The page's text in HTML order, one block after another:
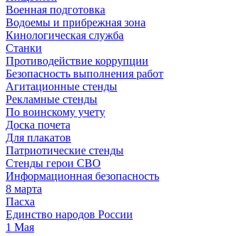
Военная подготовка
Водоемы и прибрежная зона
Кинологическая служба
Станки
Противодействие коррупции
Безопасность выполнения работ
Агитационные стенды
Рекламные стенды
По воинскому учету
Доска почета
Для плакатов
Патриотические стенды
Стенды герои СВО
Информационная безопасность
8 марта
Пасха
Единство народов России
1 Мая